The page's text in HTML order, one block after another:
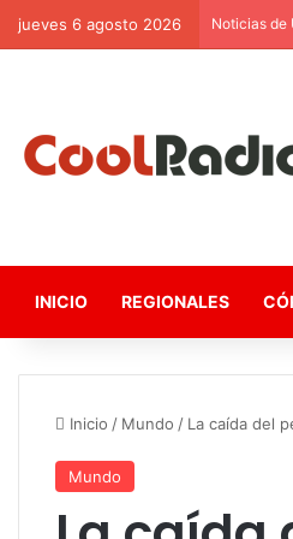
jueves 6 agosto 2026 Noticias de
INICIO REGIONALES
Inicio / Mundo / La caída del
Mundo